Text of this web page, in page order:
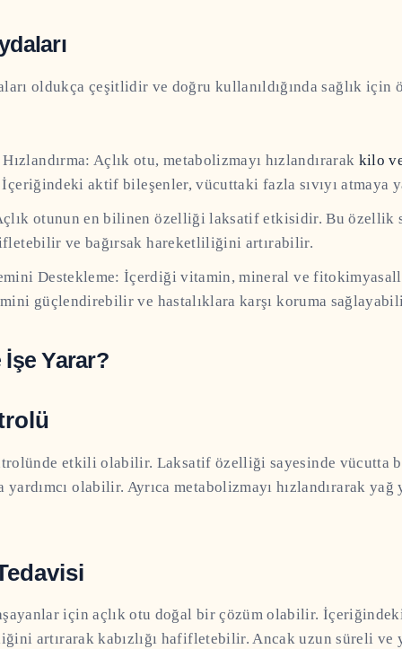
oldukça çeşitlidir ve doğru kullanıldığında sağlık için
Açlık otu, metabolizmayı hızlandırarak kilo
aktif bileşenler, vücuttaki fazla sıvıyı atmaya
otunun en bilinen özelliği laksatif etkisidir. Bu özellik
ve bağırsak hareketliliğini artırabilir.
Destekleme: İçerdiği vitamin, mineral ve
güçlendirebilir ve hastalıklara karşı koruma
İşe Yarar?
etkili olabilir. Laksatif özelliği sayesinde vücutta
olabilir. Ayrıca metabolizmayı hızlandırarak yağ
için açlık otu doğal bir çözüm olabilir.
artırarak kabızlığı hafifletebilir. Ancak uzun süreli ve